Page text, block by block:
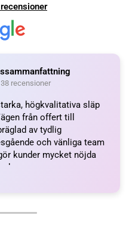
recensioner
högkvalitativa släp
från offert till
av tydlig
och vänliga team
kunder mycket nöjda